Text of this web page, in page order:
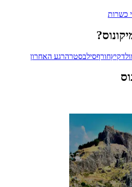
כשרות
קיץחורףסילבסטרהרגע האחרון